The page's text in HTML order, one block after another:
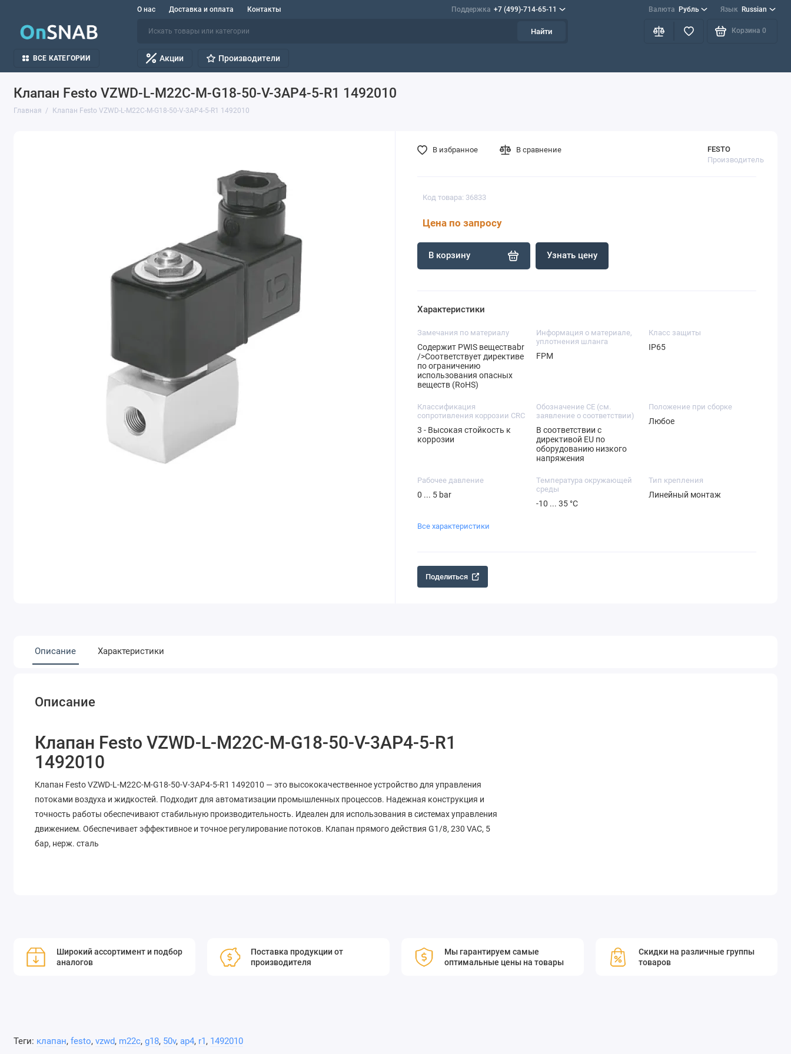
О нас Доставка и оплата Контакты Поддержка +7 (499)-714-65-11 Валюта Рубль Язык Russian
Найти Корзина 0
ВСЕ КАТЕГОРИИ Акции Производители
Клапан Festo VZWD-L-M22C-M-G18-50-V-3AP4-5-R1 1492010
Главная Клапан Festo VZWD-L-M22C-M-G18-50-V-3AP4-5-R1 1492010
Код товара: 36833
Цена по запросу
FESTO
Производитель
В корзину Узнать цену
В избранное В сравнение
Характеристики
Замечания по материалу
Содержит PWIS веществаbr
/>Соответствует директиве
по ограничению
использования опасных
веществ (RoHS)
Информация о материале,
уплотнения шланга
FPM
Класс защиты
IP65
Классификация
сопротивления коррозии CRC
3 - Высокая стойкость к
коррозии
Обозначение CE (см.
заявление о соответствии)
В соответствии с
директивой EU по
оборудованию низкого
напряжения
Положение при сборке
Любое
Рабочее давление
0 ... 5 bar
Температура окружающей
среды
-10 ... 35 °C
Тип крепления
Линейный монтаж
Все характеристики
Поделиться
Описание Характеристики
Описание
Клапан Festo VZWD-L-M22C-M-G18-50-V-3AP4-5-R1
1492010
Клапан Festo VZWD-L-M22C-M-G18-50-V-3AP4-5-R1 1492010 — это высококачественное устройство для управления
потоками воздуха и жидкостей. Подходит для автоматизации промышленных процессов. Надежная конструкция и
точность работы обеспечивают стабильную производительность. Идеален для использования в системах управления
движением. Обеспечивает эффективное и точное регулирование потоков. Клапан прямого действия G1/8, 230 VAC, 5
бар, нерж. сталь
Широкий ассортимент и подбор
аналогов
Поставка продукции от
производителя
Мы гарантируем самые
оптимальные цены на товары
Скидки на различные группы
товаров
Теги: клапан, festo, vzwd, m22c, g18, 50v, ap4, r1, 1492010